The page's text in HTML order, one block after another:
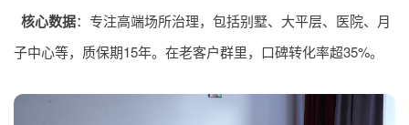
核心数据：专注高端场所治理，包括别墅、大平层、医院、月
子中心等，质保期15年。在老客户群里，口碑转化率超35%。